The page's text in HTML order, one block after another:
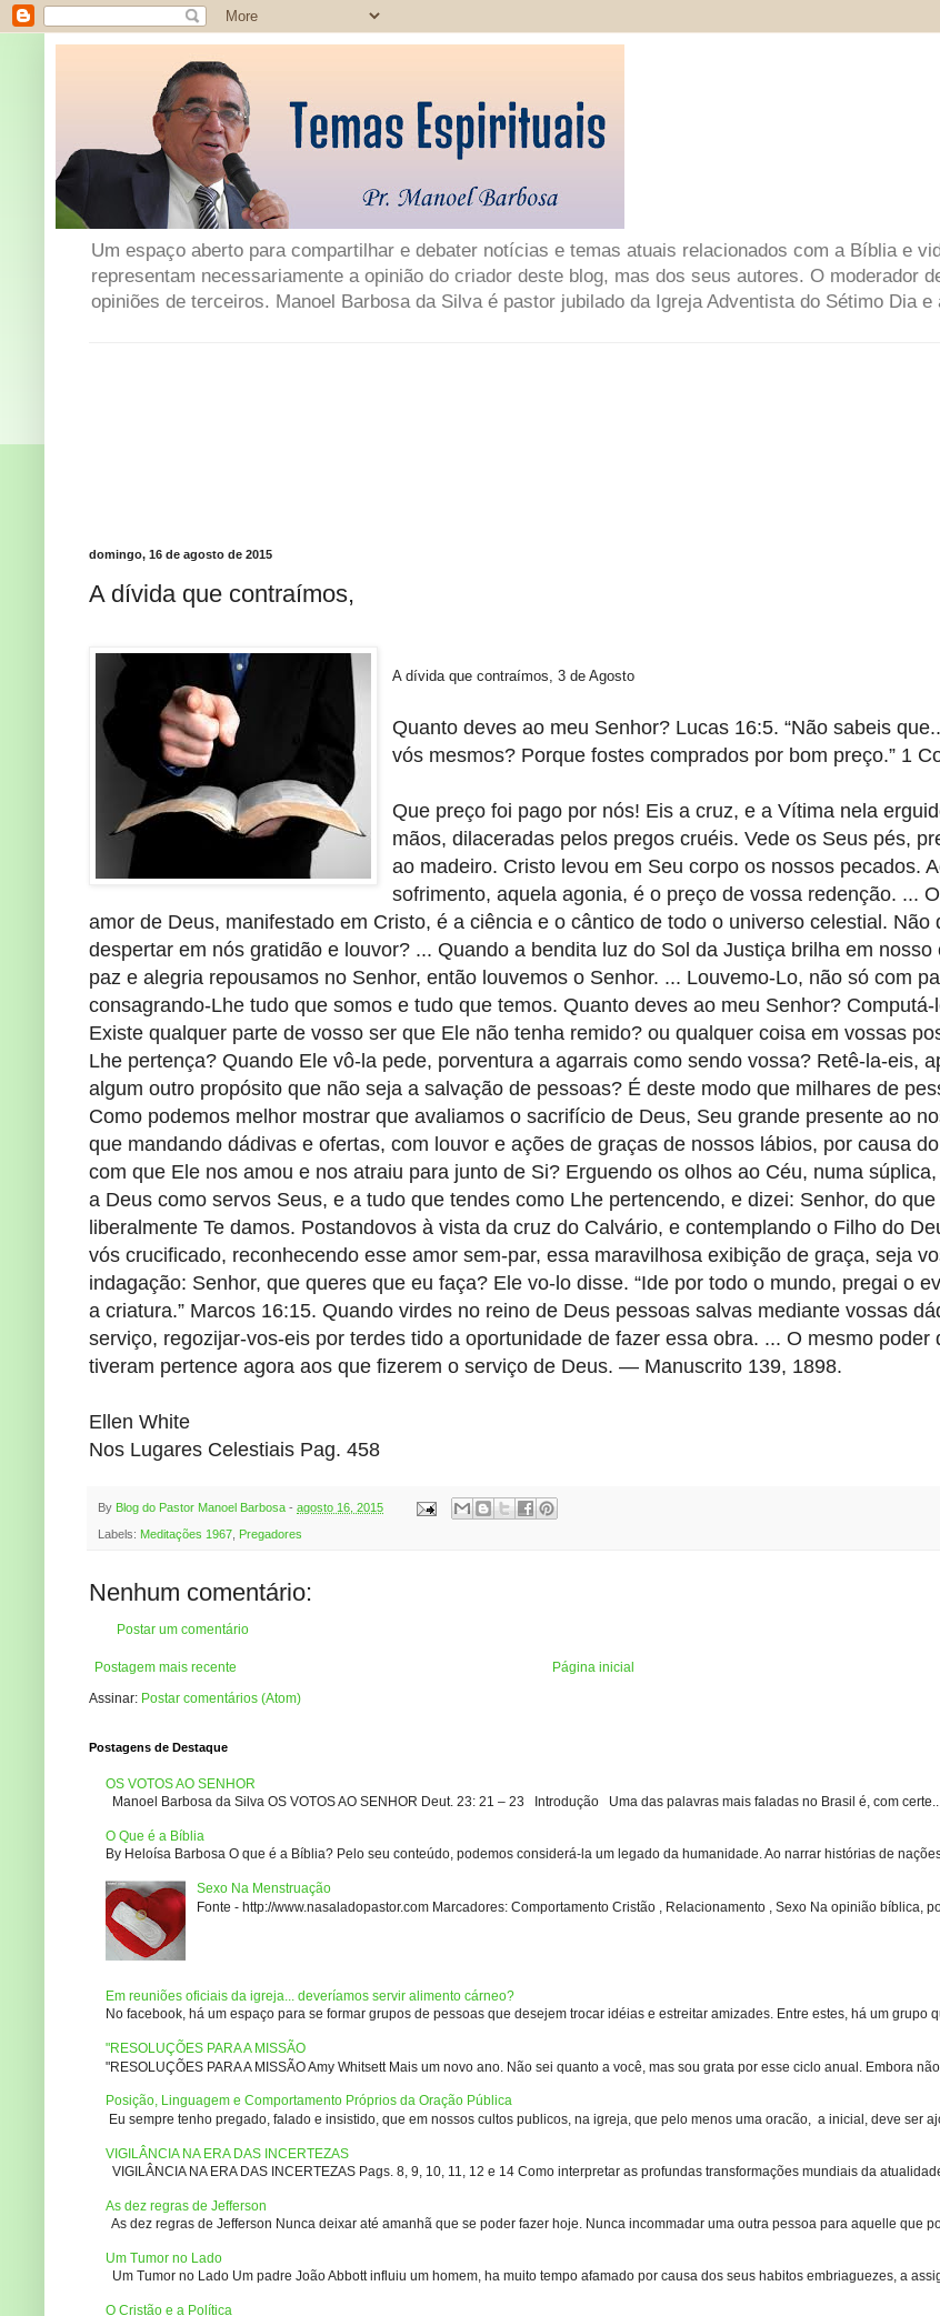
Um espaço aberto para compartilhar e debater notícias e temas atuais relacionados com a Bíblia e
representam necessariamente a opinião do criador deste blog, mas dos seus autores. O moderador
opiniões de terceiros. Manoel Barbosa da Silva é pastor jubilado da Igreja Adventista do Sétimo Dia
domingo, 16 de agosto de 2015
A dívida que contraímos,
A dívida que contraímos, 3 de Agosto
Quanto deves ao meu Senhor? Lucas 16:5. “Não sabeis
vós mesmos? Porque fostes comprados por bom preço.” 1
Que preço foi pago por nós! Eis a cruz, e a Vítima nela
mãos, dilaceradas pelos pregos cruéis. Vede os Seus pés,
ao madeiro. Cristo levou em Seu corpo os nossos pecados.
sofrimento, aquela agonia, é o preço de vossa redenção. ...
amor de Deus, manifestado em Cristo, é a ciência e o cântico de todo o universo celestial. Não
despertar em nós gratidão e louvor? ... Quando a bendita luz do Sol da Justiça brilha em nosso
paz e alegria repousamos no Senhor, então louvemos o Senhor. ... Louvemo-Lo, não só com
consagrando-Lhe tudo que somos e tudo que temos. Quanto deves ao meu Senhor?
Existe qualquer parte de vosso ser que Ele não tenha remido? ou qualquer coisa em vossas
Lhe pertença? Quando Ele vô-la pede, porventura a agarrais como sendo vossa? Retê-la-eis,
algum outro propósito que não seja a salvação de pessoas? É deste modo que milhares de
Como podemos melhor mostrar que avaliamos o sacrifício de Deus, Seu grande presente ao
que mandando dádivas e ofertas, com louvor e ações de graças de nossos lábios, por causa
com que Ele nos amou e nos atraiu para junto de Si? Erguendo os olhos ao Céu, numa
a Deus como servos Seus, e a tudo que tendes como Lhe pertencendo, e dizei: Senhor, do que
liberalmente Te damos. Postandovos à vista da cruz do Calvário, e contemplando o Filho do
vós crucificado, reconhecendo esse amor sem-par, essa maravilhosa exibição de graça, seja
indagação: Senhor, que queres que eu faça? Ele vo-lo disse. “Ide por todo o mundo, pregai o
a criatura.” Marcos 16:15. Quando virdes no reino de Deus pessoas salvas mediante vossas
serviço, regozijar-vos-eis por terdes tido a oportunidade de fazer essa obra. ... O mesmo poder
tiveram pertence agora aos que fizerem o serviço de Deus. — Manuscrito 139, 1898.
Ellen White
Nos Lugares Celestiais Pag. 458
By Blog do Pastor Manoel Barbosa - agosto 16, 2015
Labels: Meditações 1967, Pregadores
Nenhum comentário:
Postar um comentário
Postagem mais recente
Página inicial
Assinar: Postar comentários (Atom)
Postagens de Destaque
OS VOTOS AO SENHOR
Manoel Barbosa da Silva OS VOTOS AO SENHOR Deut. 23: 21 – 23 Introdução Uma das palavras mais faladas no Brasil é, com
O Que é a Bíblia
By Heloísa Barbosa O que é a Bíblia? Pelo seu conteúdo, podemos considerá-la um legado da humanidade. Ao narrar histórias de
Sexo Na Menstruação
Fonte - http://www.nasaladopastor.com Marcadores: Comportamento Cristão , Relacionamento , Sexo Na opinião bíblica,
Em reuniões oficiais da igreja... deveríamos servir alimento cárneo?
No facebook, há um espaço para se formar grupos de pessoas que desejem trocar idéias e estreitar amizades. Entre estes, há um grupo
"RESOLUÇÕES PARA A MISSÃO
"RESOLUÇÕES PARA A MISSÃO Amy Whitsett Mais um novo ano. Não sei quanto a você, mas sou grata por esse ciclo anual. Embora não
Posição, Linguagem e Comportamento Próprios da Oração Pública
Eu sempre tenho pregado, falado e insistido, que em nossos cultos publicos, na igreja, que pelo menos uma oracão, a inicial, deve ser
VIGILÂNCIA NA ERA DAS INCERTEZAS
VIGILÂNCIA NA ERA DAS INCERTEZAS Pags. 8, 9, 10, 11, 12 e 14 Como interpretar as profundas transformações mundiais da
As dez regras de Jefferson
As dez regras de Jefferson Nunca deixar até amanhã que se poder fazer hoje. Nunca incommadar uma outra pessoa para aquelle que
Um Tumor no Lado
Um Tumor no Lado Um padre João Abbott influiu um homem, ha muito tempo afamado por causa dos seus habitos embriaguezes, a
O Cristão e a Política